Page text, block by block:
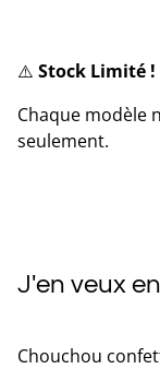
⚠️ Stock Limité !
Chaque modèle
seulement.
J'en veux
Chouchou